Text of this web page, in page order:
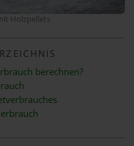
Holzpellets
berechnen?